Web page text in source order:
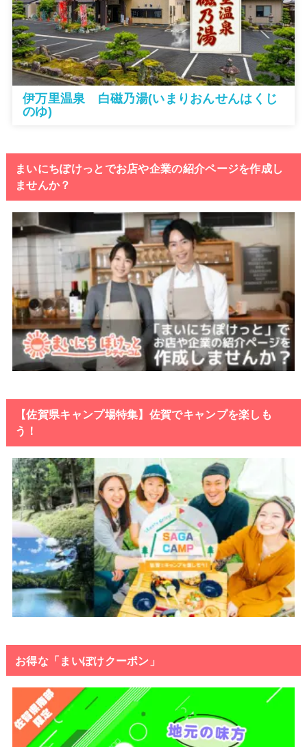
伊万里温泉 白磁乃湯(いまりおんせんはくじ
のゆ)
まいにちぽけっとでお店や企業の紹介ページを作成し
ませんか？
【佐賀県キャンプ場特集】佐賀でキャンプを楽しも
う！
お得な「まいぽけクーポン」